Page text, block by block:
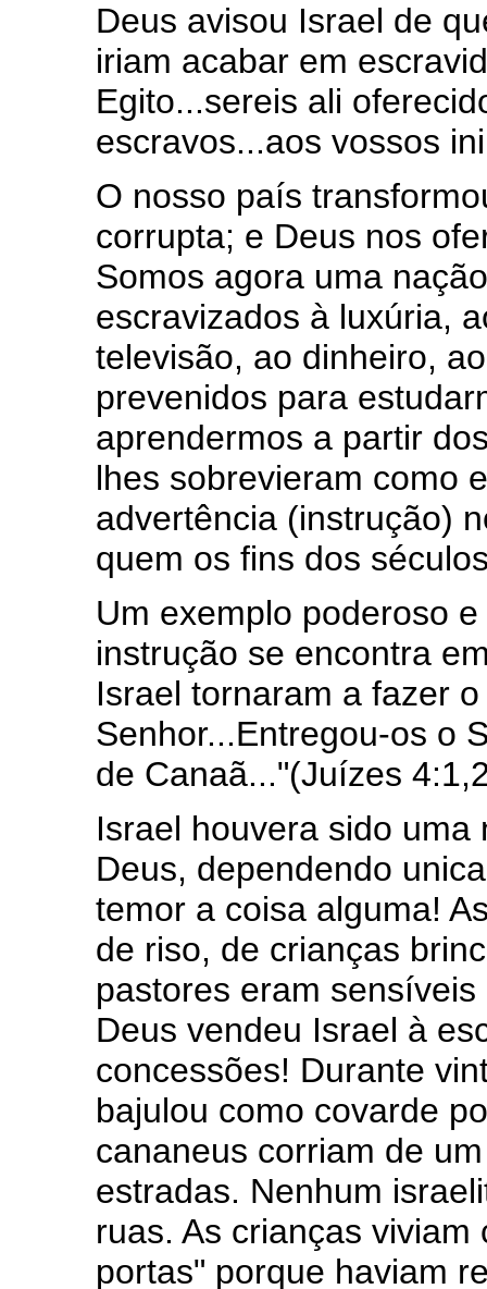
Deus avisou Israel de
iriam acabar em
Egito...sereis ali
escravos...aos vossos
O nosso país
corrupta; e Deus nos
Somos agora uma
escravizados à luxúria,
televisão, ao dinheiro,
prevenidos para
aprendermos a partir
lhes sobrevieram como
advertência (instrução)
quem os fins dos
Um exemplo poderoso
instrução se encontra
Israel tornaram a fazer
Senhor...Entregou-os o
de Canaã..."(Juízes
Israel houvera sido
Deus, dependendo
temor a coisa alguma!
de riso, de crianças
pastores eram
Deus vendeu Israel à
concessões! Durante
bajulou como covarde
cananeus corriam de
estradas. Nenhum
ruas. As crianças
portas" porque haviam